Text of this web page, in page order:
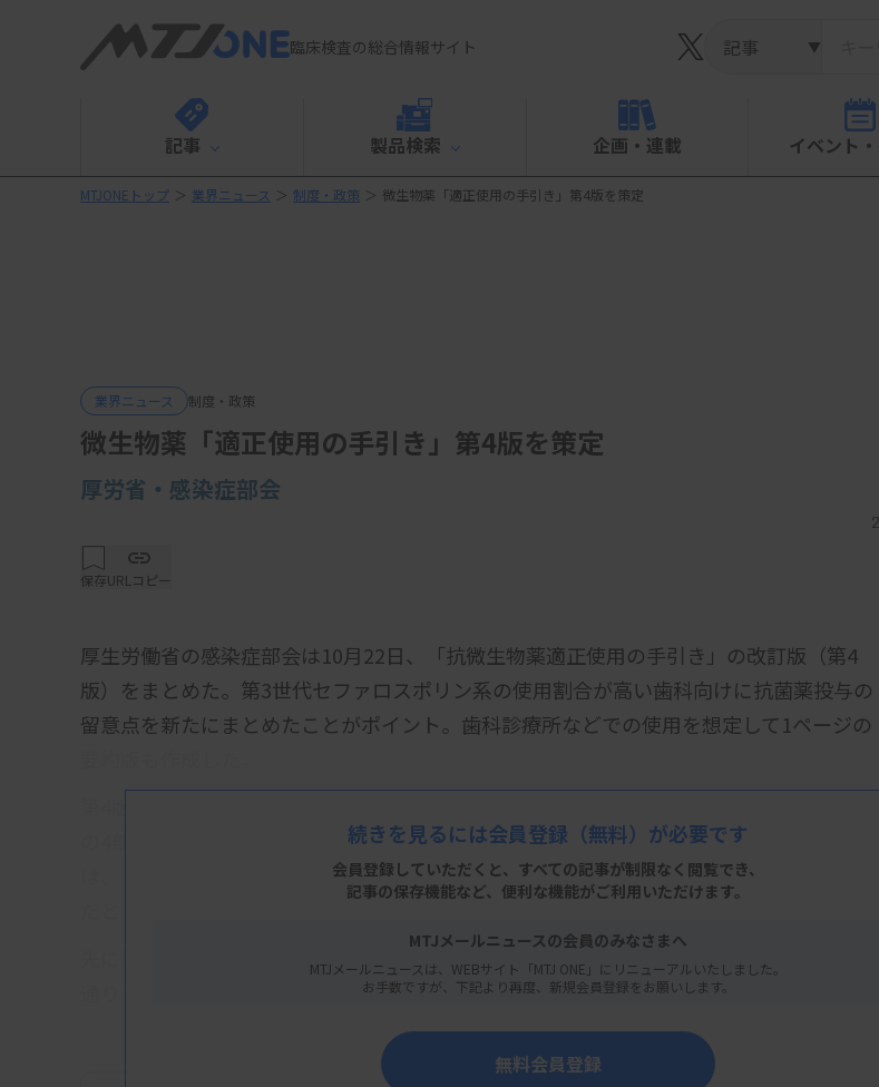
臨床検査の総合情報サイト ▼
記事 製品検索 企画・連載 イベント
MTJONEトップ ＞ 業界ニュース ＞ 制度・政策 ＞ 微生物薬「適正使用の手引き」第4版を策定
業界ニュース 制度・政策
微生物薬「適正使用の手引き」第4版を策定
厚労省・感染症部会
保存URLコピー
厚生労働省の感染症部会は10月22日、「抗微生物薬適正使用の手引き」の改訂版（第4
版）をまとめた。第3世代セファロスポリン系の使用割合が高い歯科向けに抗菌薬投与の
留意点を新たにまとめたことがポイント。歯科診療所などでの使用を想定して1ページの
の4部構成。それぞれの対象となる医療従事者を表で示した。微生物の検査技師に対して
は、「医科・入院編」「薬剤耐性菌感染症の抗菌薬適正使用編」の内容を知っておくべき
先に開かれた小委員会での意見を反映した最終案を厚労省が同日の感染症部会に示し、案
通り了承された。近く厚労省ホームページに掲載する。
続きを見るには会員登録 （無料）が必要です
会員登録していただくと、すべての記事が制限なく閲覧でき、
記事の保存機能など、便利な機能がご利用いただけます。
MTJメールニュースの会員のみなさまへ
MTJメールニュースは、WEBサイト「MTJ ONE」にリニューアルいたしました。
お手数ですが、下記より再度、新規会員登録をお願いします。
無料会員登録